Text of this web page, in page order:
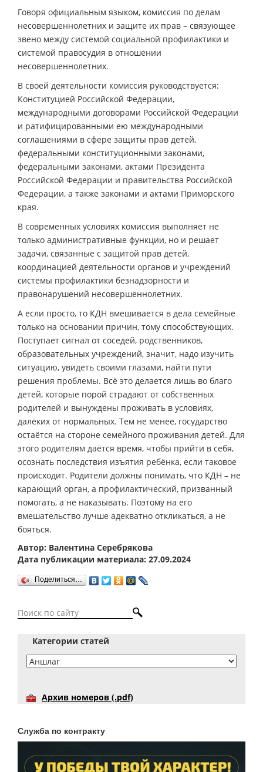
Говоря официальным языком, комиссия по делам
несовершеннолетних и защите их прав – связующее
звено между системой социальной профилактики и
системой правосудия в отношении
несовершеннолетних.
В своей деятельности комиссия руководствуется:
Конституцией Российской Федерации,
международными договорами Российской Федерации
и ратифицированными ею международными
соглашениями в сфере защиты прав детей,
федеральными конституционными законами,
федеральными законами, актами Президента
Российской Федерации и правительства Российской
Федерации, а также законами и актами Приморского
края.
В современных условиях комиссия выполняет не
только административные функции, но и решает
задачи, связанные с защитой прав детей,
координацией деятельности органов и учреждений
системы профилактики безнадзорности и
правонарушений несовершеннолетних.
А если просто, то КДН вмешивается в дела семейные
только на основании причин, тому способствующих.
Поступает сигнал от соседей, родственников,
образовательных учреждений, значит, надо изучить
ситуацию, увидеть своими глазами, найти пути
решения проблемы. Всё это делается лишь во благо
детей, которые порой страдают от собственных
родителей и вынуждены проживать в условиях,
далёких от нормальных. Тем не менее, государство
остаётся на стороне семейного проживания детей. Для
этого родителям даётся время, чтобы прийти в себя,
осознать последствия изъятия ребёнка, если таковое
происходит. Родители должны понимать, что КДН – не
карающий орган, а профилактический, призванный
помогать, а не наказывать. Поэтому на его
вмешательство лучше адекватно откликаться, а не
бояться.
Автор: Валентина Серебрякова
Дата публикации материала: 27.09.2024
Поделиться…
Категории статей
Архив номеров (.pdf)
Служба по контракту